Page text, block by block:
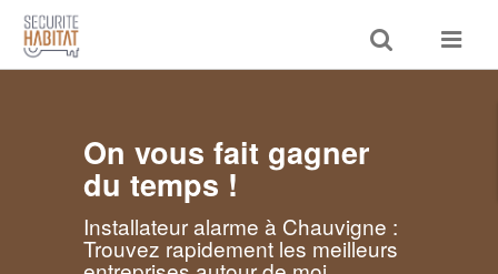
Toggle
search
Toggle
On vous fait gagner
du temps !
Installateur alarme à Chauvigne :
Trouvez rapidement les meilleurs